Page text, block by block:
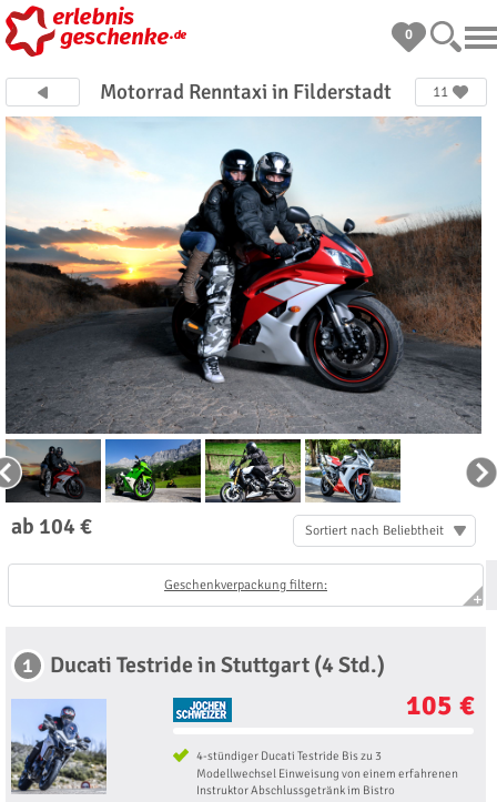
0
Motorrad Renntaxi in Filderstadt 11
ab 104 € Sortiert nach Beliebtheit
Geschenkverpackung filtern:
1 Ducati Testride in Stuttgart (4 Std.)
105 €
4-stündiger Ducati Testride Bis zu 3
Modellwechsel Einweisung von einem erfahrenen
Instruktor Abschlussgetränk im Bistro